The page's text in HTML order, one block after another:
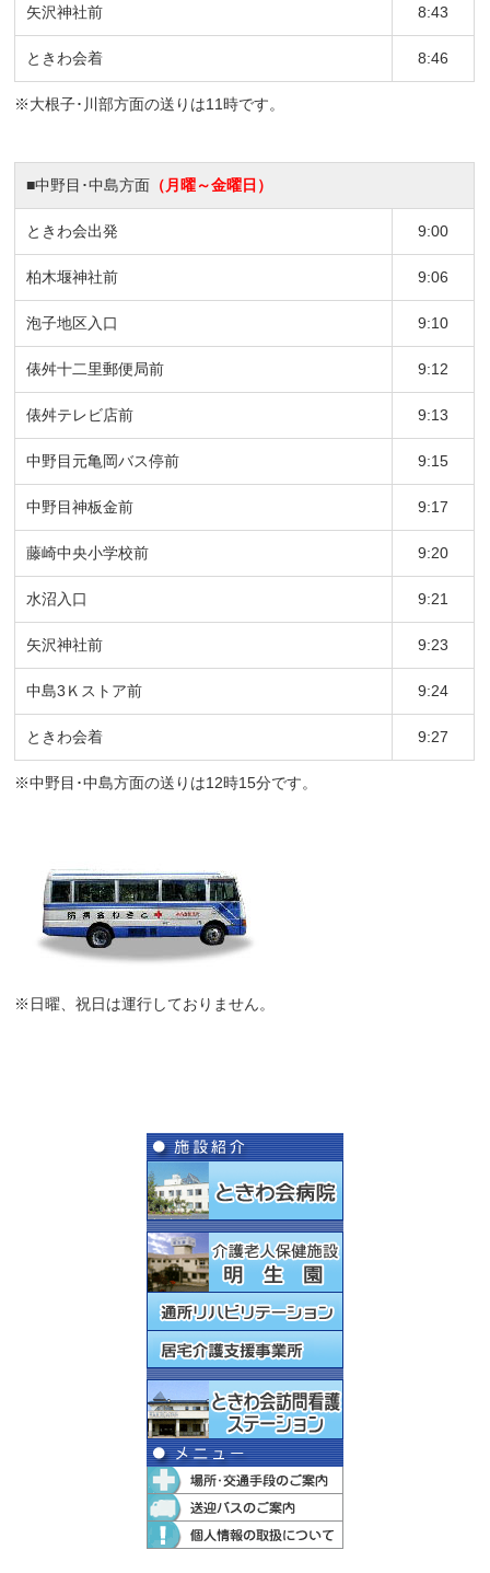
矢沢神社前 8:43
ときわ会着 8:46
※大根子･川部方面の送りは11時です。
■中野目･中島方面 （月曜～金曜日）
ときわ会出発 9:00
柏木堰神社前 9:06
泡子地区入口 9:10
俵舛十二里郵便局前 9:12
俵舛テレビ店前 9:13
中野目元亀岡バス停前 9:15
中野目神板金前 9:17
藤崎中央小学校前 9:20
水沼入口 9:21
矢沢神社前 9:23
中島3Ｋストア前 9:24
ときわ会着 9:27
※中野目･中島方面の送りは12時15分です。
※日曜、祝日は運行しておりません。